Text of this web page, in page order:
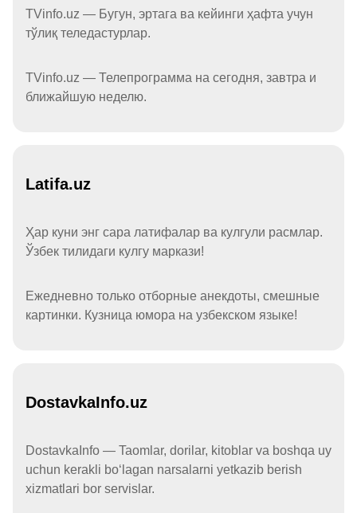
TVinfo.uz — Бугун, эртага ва кейинги ҳафта учун
тўлиқ теледастурлар.
TVinfo.uz — Телепрограмма на сегодня, завтра и
ближайшую неделю.
Latifa.uz
Ҳар куни энг сара латифалар ва кулгули расмлар.
Ўзбек тилидаги кулгу маркази!
Ежедневно только отборные анекдоты, смешные
картинки. Кузница юмора на узбекском языке!
DostavkaInfo.uz
DostavkaInfo — Taomlar, dorilar, kitoblar va boshqa uy
uchun kerakli boʻlagan narsalarni yetkazib berish
xizmatlari bor servislar.